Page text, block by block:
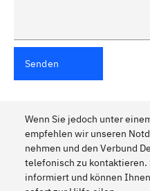
Senden
Wenn Sie jedoch unter
empfehlen wir unseren
nehmen und den Verbund
telefonisch zu kontaktieren.
informiert und können